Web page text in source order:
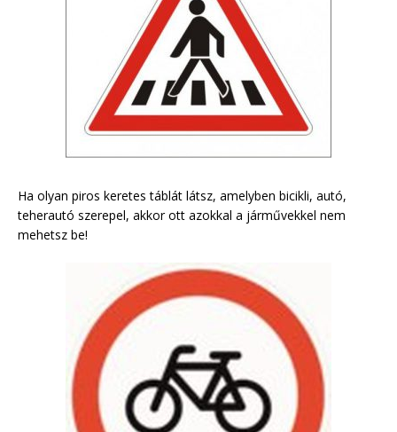
Ha olyan piros keretes táblát látsz, amelyben bicikli, autó,
teherautó szerepel, akkor ott azokkal a járművekkel nem
mehetsz be!